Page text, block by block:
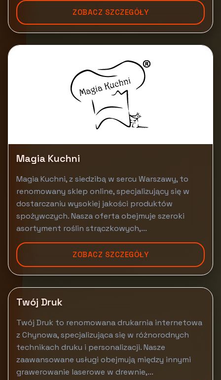
ZOBACZ SZCZEGÓŁY
Magia Kuchni
Magia Kuchni, z siedzibą w sercu Warszawy, to
renomowany sklep online, specjalizujący się w
dostarczaniu wysokiej jakości produktów
spożywczych. Nasza oferta obejmuje szeroki
asortyment roślin strączkowych,...
ZOBACZ SZCZEGÓŁY
Twój Druk
Twój Druk to renomowana drukarnia internetowa
z Chynowa, specjalizująca się w różnorodnych
technikach druku i personalizacji. Nasze
zaawansowane usługi obejmują między innymi
grawerowanie laserowe w drewnie,...